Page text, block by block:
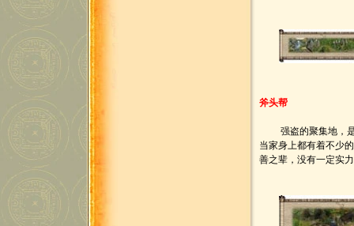
斧头帮
强盗的聚集地，是
当家身上都有着不少
善之辈，没有一定实